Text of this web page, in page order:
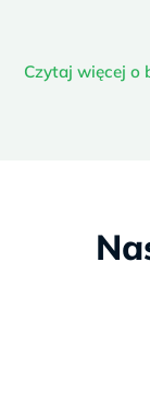
Czytaj więcej o